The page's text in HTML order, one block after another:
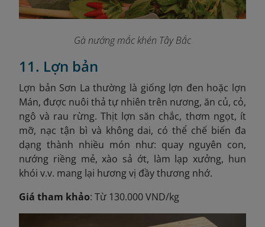
Gà nướng mắc khén Tây Bắc
11. Lợn bản
Lợn bản Sơn La thường là giống lợn đen hoặc lợn
Mán, được nuôi thả tự nhiên trên nương, ăn củ, cỏ,
ngô và rau rừng. Thịt lợn săn chắc, thơm ngọt, ít
mỡ, nạc tận bì và không dai, có thể chế biến đa
dạng thành nhiều món như: quay nguyên con,
nướng riềng mẻ, xào sả ớt, làm lạp xưởng, hun
khói v.v. mang lại hương vị đầy thương nhớ.
Giá tham khảo: Từ 130.000 VND/kg